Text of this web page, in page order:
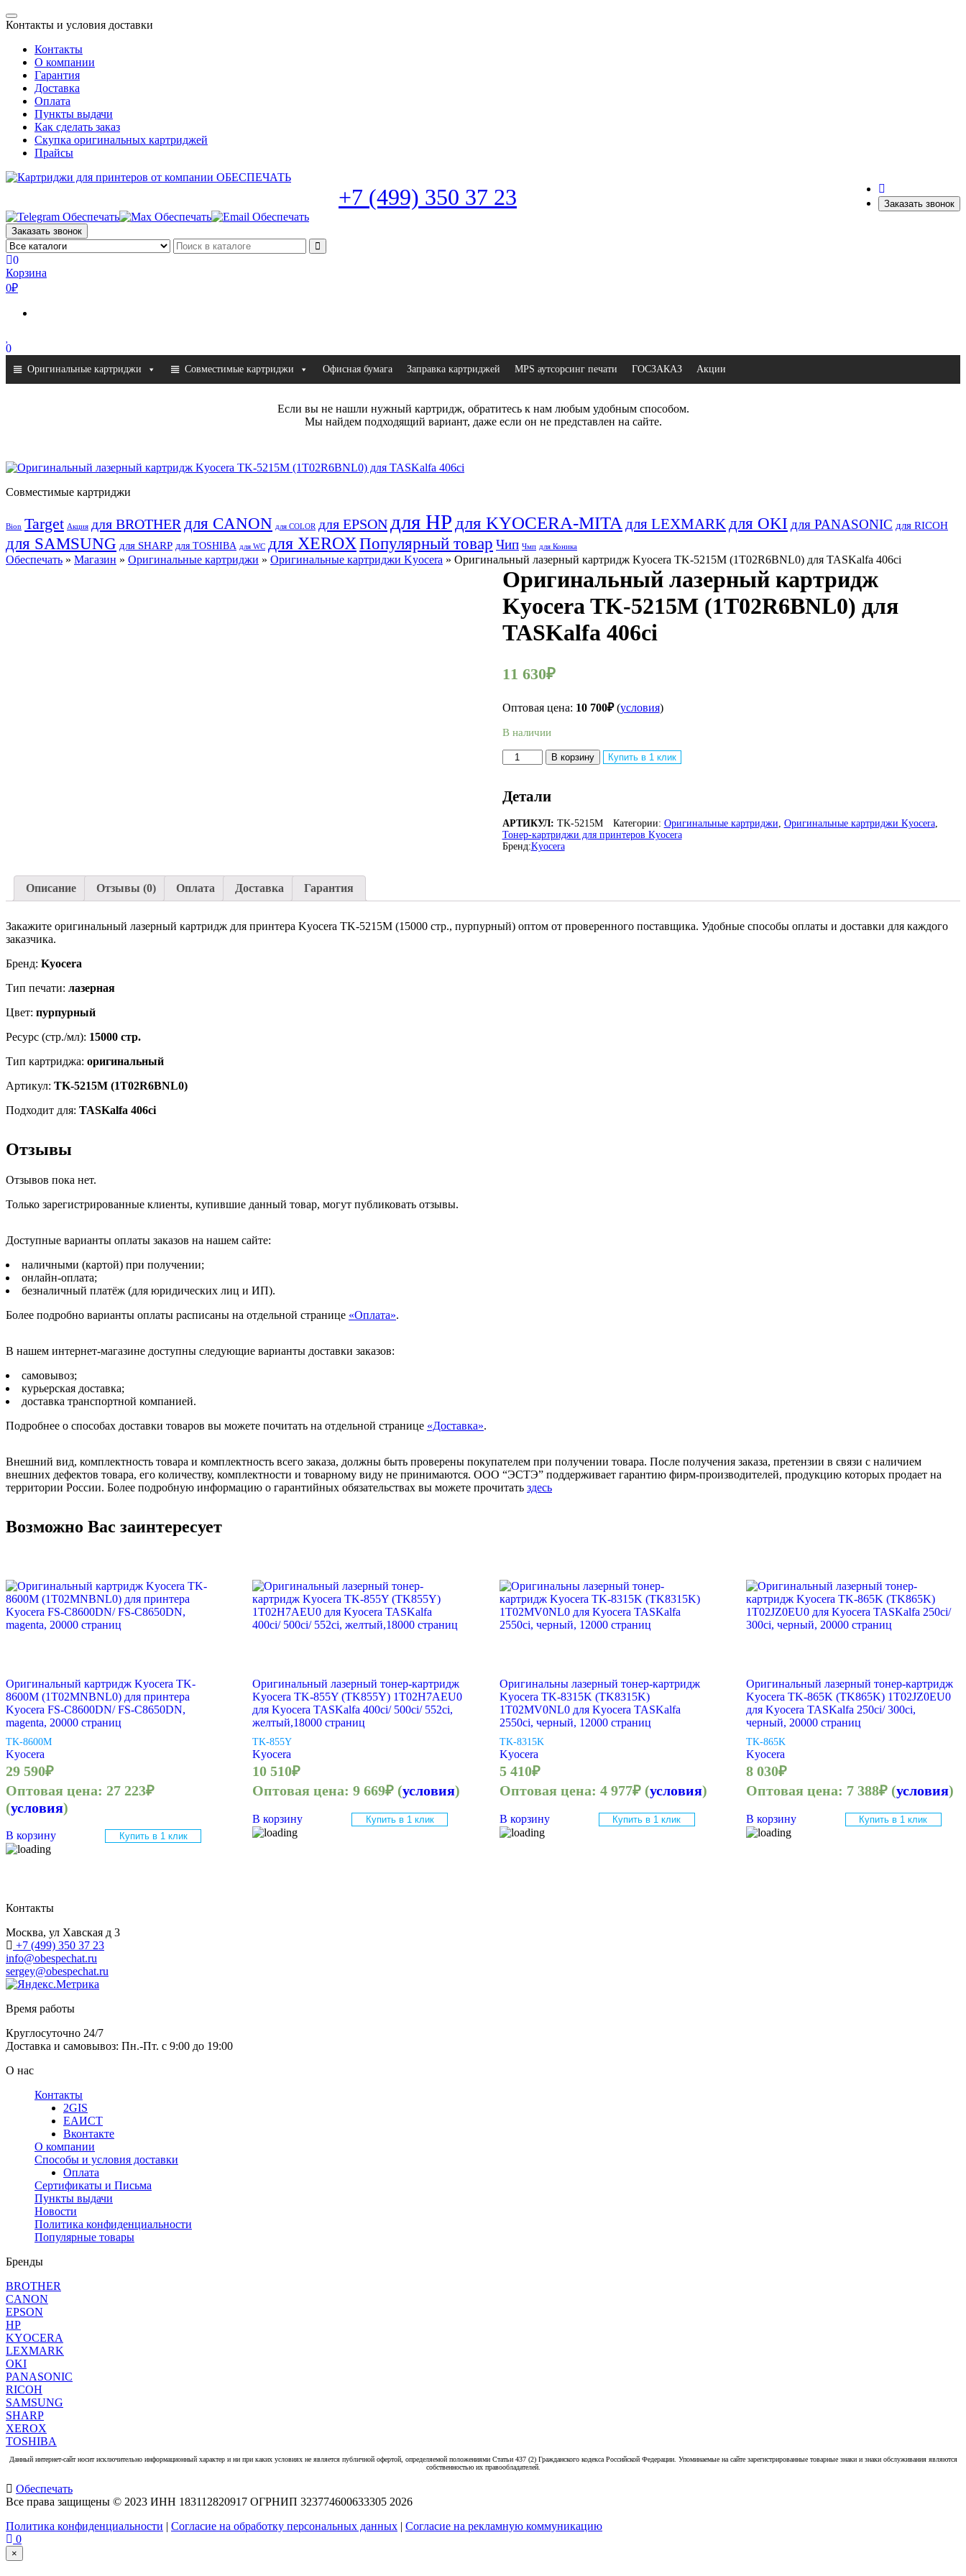
Skip
to
content
Toggle
navigation
Контакты и условия доставки
Контакты
О компании
Гарантия
Доставка
Оплата
Пункты выдачи
Как сделать заказ
Скупка оригинальных картриджей
Прайсы
Заказать звонок
+7 (499) 350 37 23
Заказать звонок
0
Корзина
0₽
0
Оригинальные картриджи Совместимые картриджи Офисная бумага Заправка картриджей MPS аутсорсинг печати ГОСЗАКАЗ Акции
Если вы не нашли нужный картридж, обратитесь к нам любым удобным способом.
Мы найдем подходящий вариант, даже если он не представлен на сайте.
Совместимые картриджи
Bion Target Акция для BROTHER для CANON для COLOR для EPSON для HP для KYOCERA-MITA для LEXMARK для OKI для PANASONIC для RICOH
для SAMSUNG для SHARP для TOSHIBA для WC для XEROX Популярный товар Чип Чмп для Коника
Обеспечать » Магазин » Оригинальные картриджи » Оригинальные картриджи Kyocera » Оригинальный лазерный картридж Kyocera TK-5215M (1T02R6BNL0) для TASKalfa 406ci
Оригинальный лазерный картридж
Kyocera TK-5215M (1T02R6BNL0) для
TASKalfa 406ci
11 630₽
Оптовая цена: 10 700₽(условия)
В наличии
Количество
товара
лазерный
картридж
Kyocera
TK-
5215M
В корзину Купить в 1 клик
Детали
АРТИКУЛ: TK-5215M Категории: Оригинальные картриджи, Оригинальные картриджи Kyocera,
Тонер-картриджи для принтеров Kyocera
Бренд:Kyocera
Описание Отзывы (0) Оплата Доставка Гарантия
Закажите оригинальный лазерный картридж для принтера Kyocera TK-5215M (15000 стр., пурпурный) оптом от проверенного поставщика. Удобные способы оплаты и доставки для каждого
заказчика.
Бренд: Kyocera
Тип печати: лазерная
Цвет: пурпурный
Ресурс (стр./мл): 15000 стр.
Тип картриджа: оригинальный
Артикул: TK-5215M (1T02R6BNL0)
Подходит для: TASKalfa 406ci
Отзывы
Отзывов пока нет.
Только зарегистрированные клиенты, купившие данный товар, могут публиковать отзывы.
Доступные варианты оплаты заказов на нашем сайте:
наличными (картой) при получении;
онлайн-оплата;
безналичный платёж (для юридических лиц и ИП).
Более подробно варианты оплаты расписаны на отдельной странице «Оплата».
В нашем интернет-магазине доступны следующие варианты доставки заказов:
самовывоз;
курьерская доставка;
доставка транспортной компанией.
Подробнее о способах доставки товаров вы можете почитать на отдельной странице «Доставка».
Внешний вид, комплектность товара и комплектность всего заказа, должны быть проверены покупателем при получении товара. После получения заказа, претензии в связи с наличием
внешних дефектов товара, его количеству, комплектности и товарному виду не принимаются. ООО “ЭСТЭ” поддерживает гарантию фирм-производителей, продукцию которых продает на
территории России. Более подробную информацию о гарантийных обязательствах вы можете прочитать здесь
Возможно Вас заинтересует
Оригинальный картридж Kyocera TK-
8600M (1T02MNBNL0) для принтера
Kyocera FS-C8600DN/ FS-C8650DN,
magenta, 20000 страниц
TK-8600M
Kyocera
29 590₽
Оптовая цена: 27 223₽
(условия)
В корзину Купить в 1 клик
Оригинальный лазерный тонер-картридж
Kyocera TK-855Y (TK855Y) 1T02H7AEU0
для Kyocera TASKalfa 400ci/ 500ci/ 552ci,
желтый,18000 страниц
TK-855Y
Kyocera
10 510₽
Оптовая цена:9 669₽ (условия)
В корзину Купить в 1 клик
Оригинальны лазерный тонер-картридж
Kyocera TK-8315K (TK8315K)
1T02MV0NL0 для Kyocera TASKalfa
2550ci, черный, 12000 страниц
TK-8315K
Kyocera
5 410₽
Оптовая цена: 4 977₽(условия)
В корзину Купить в 1 клик
Оригинальный лазерный тонер-картридж
Kyocera TK-865K (TK865K) 1T02JZ0EU0
для Kyocera TASKalfa 250ci/ 300ci,
черный, 20000 страниц
TK-865K
Kyocera
8 030₽
Оптовая цена: 7 388₽(условия)
В корзину Купить в 1 клик
Контакты
Москва, ул Хавская д 3
+7 (499) 350 37 23
info@obespechat.ru
sergey@obespechat.ru
Время работы
Круглосуточно 24/7
Доставка и самовывоз: Пн.-Пт. с 9:00 до 19:00
О нас
Контакты
2GIS
ЕАИСТ
Вконтакте
О компании
Способы и условия доставки
Оплата
Сертификаты и Письма
Пункты выдачи
Новости
Политика конфиденциальности
Популярные товары
Бренды
BROTHER
CANON
EPSON
HP
KYOCERA
LEXMARK
OKI
PANASONIC
RICOH
SAMSUNG
SHARP
XEROX
TOSHIBA
Данный интернет-сайт носит исключительно информационный характер и ни при каких условиях не является публичной офертой, определяемой положениями Статьи 437 (2) Гражданского кодекса Российской Федерации. Упоминаемые на сайте зарегистрированные товарные знаки и знаки обслуживания являются
собственностью их правообладателей.
Обеспечать
Все права защищены © 2023 ИНН 183112820917 ОГРНИП 323774600633305 2026
Политика конфиденциальности | Согласие на обработку персональных данных | Согласие на рекламную коммуникацию
0
×